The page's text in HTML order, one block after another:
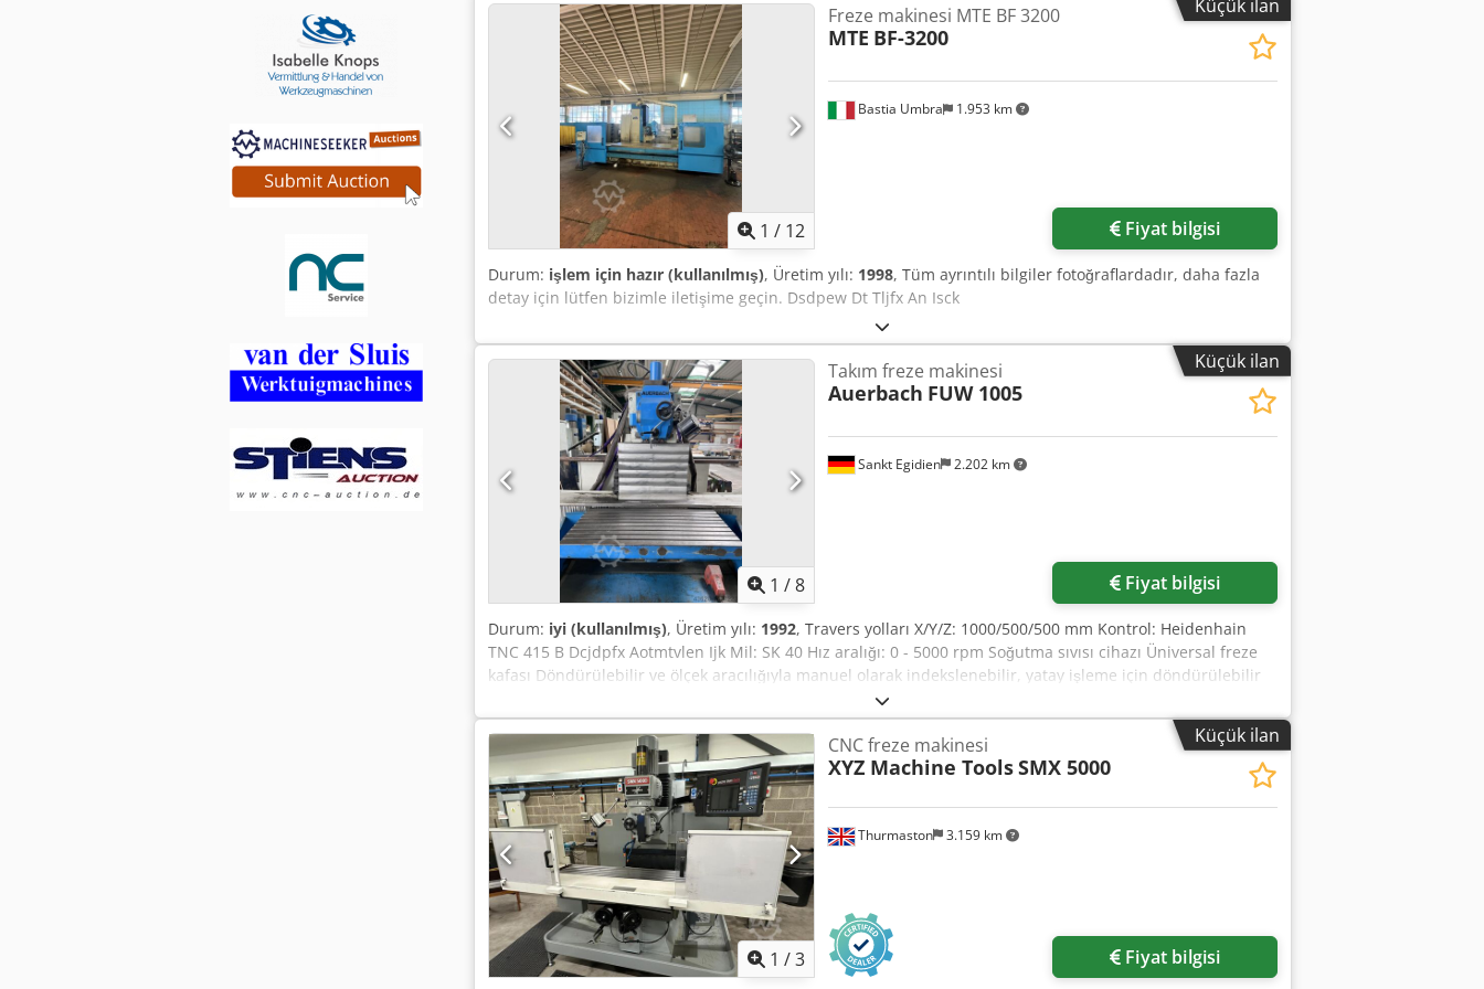
Face gearing, Milling head swivels +/- 90°, Quill, manual extension: 115 mm, Quill, powered extension: 100
mm, Electronic handwheel, Connected load: 35 kW, Milling spindle bearings renewed in 2025.
Küçük ilan
1 / 12
Bastia Umbra 1.953 km
Freze makinesi MTE BF 3200
MTE BF-3200
Fiyat bilgisi
Durum: işlem için hazır (kullanılmış), Üretim yılı: 1998, Tüm ayrıntılı bilgiler fotoğraflardadır, daha fazla
detay için lütfen bizimle iletişime geçin. Dsdpew Dt Tljfx An Isck
Küçük ilan
1 /8
Sankt Egidien 2.202 km
Takım freze makinesi
Auerbach FUW 1005
Fiyat bilgisi
Durum: iyi (kullanılmış), Üretim yılı: 1992, Travers yolları X/Y/Z: 1000/500/500 mm Kontrol: Heidenhain
TNC 415 B Dcjdpfx Aotmtvlen Ijk Mil: SK 40 Hız aralığı: 0 - 5000 rpm Soğutma sıvısı cihazı Üniversal freze
kafası Döndürülebilir ve ölçek aracılığıyla manuel olarak indekslenebilir, yatay işleme için döndürülebilir
Küçük ilan
1 /3
Thurmaston 3.159 km
CNC freze makinesi
XYZ Machine ToolsSMX 5000
Fiyat bilgisi